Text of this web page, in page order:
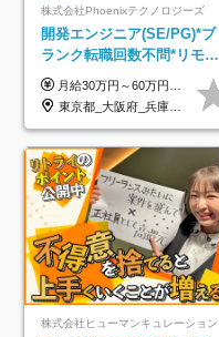
株式会社Phoenixテクノロジーズ
開発エンジニア(SE/PG)*ブ
ランク転職回数不問*リモー
ト案件多数*残業ほぼ0*通院
のための半休制度あり
月給30万円～60万円+住宅手当+職能手当+役職手当+決算賞与+報奨金 ※経験・能力を考慮し、優遇します ※給与には20時間分のみなし時間外手当(3万7000円以上)を含みます(超過時間分は別途追加支給) ※試用期間3～6ヵ月あり(その間の給与、待遇に差異なし) ※場合によって契約社員での採用の可能性あり(面接時に応相談)
東京都_大阪府_兵庫県_京都府_福岡県
株式会社ヒューマンキュレーション